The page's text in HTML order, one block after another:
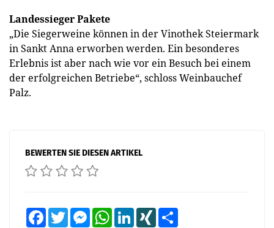
Landessieger Pakete
„Die Siegerweine können in der Vinothek Steiermark
in Sankt Anna erworben werden. Ein besonderes
Erlebnis ist aber nach wie vor ein Besuch bei einem
der erfolgreichen Betriebe“, schloss Weinbauchef
Palz.
BEWERTEN SIE DIESEN ARTIKEL
FacebookTwitter MessengerWhatsAppLinkedInXING